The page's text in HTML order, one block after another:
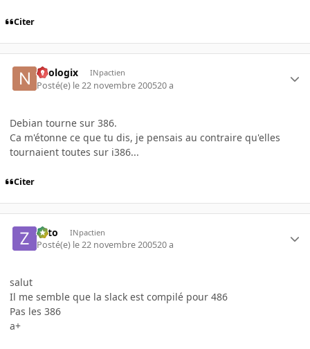
Citer
neologix INpactien
Posté(e) le 22 novembre 200520 a
Debian tourne sur 386.
Ca m'étonne ce que tu dis, je pensais au contraire qu'elles
tournaient toutes sur i386...
Citer
zoto INpactien
Posté(e) le 22 novembre 200520 a
salut
Il me semble que la slack est compilé pour 486
Pas les 386
a+